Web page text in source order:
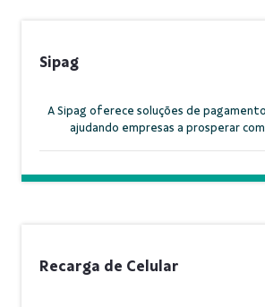
Sipag
A Sipag oferece soluções de
ajudando empresas a prosperar
Recarga de Celular